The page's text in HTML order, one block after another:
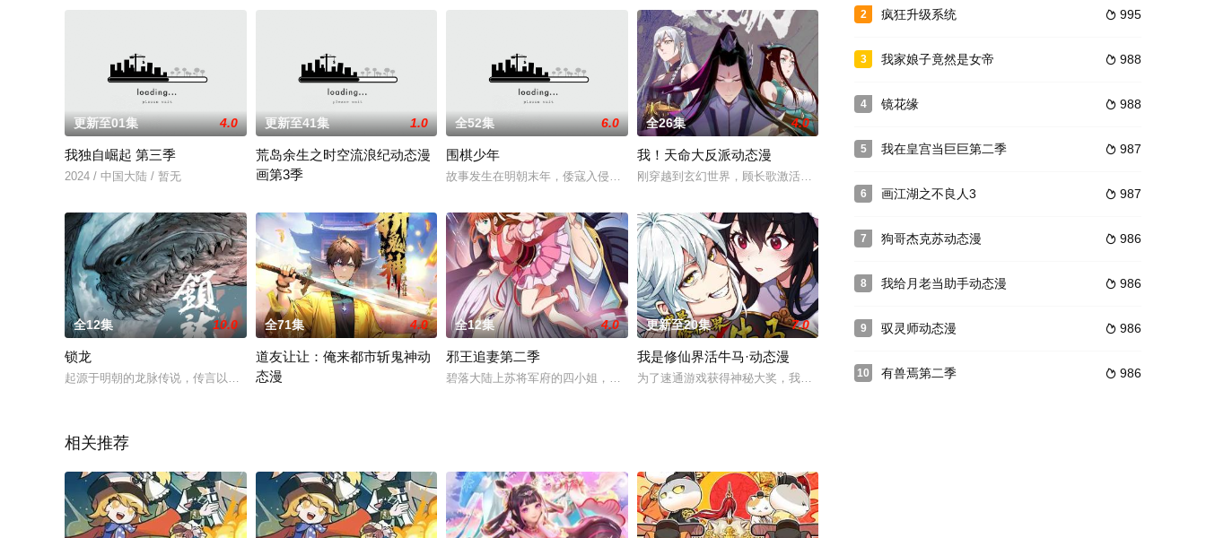
更新至01集 4.0
我独自崛起 第三季
2024 / 中国大陆 / 暂无
更新至41集 1.0
荒岛余生之时空流浪纪动态漫
画第3季
全52集 6.0
围棋少年
故事发生在明朝末年，倭寇入侵，围棋界也遭受了前所未有的撼动和打击，代表着正义的围棋精神
全26集 4.0
我！天命大反派动态漫
刚穿越到玄幻世界，顾长歌激活大反派系统，就遭遇气运之子即将打脸的情况？不仅女主被她圣主
全12集 10.0
锁龙
起源于明朝的龙脉传说，传言以天池为中心的9条山脉为真龙脉，九龙龙脉形成九龙镇妖锁阳阵，
全71集 4.0
道友让让：俺来都市斩鬼神动
态漫
全12集 4.0
邪王追妻第二季
碧落大陆上苏将军府的四小姐，一个修炼的废柴，人人得而虐之。唯独晋王南宫流云对苏落另眼相
更新至20集 7.0
我是修仙界活牛马·动态漫
为了速通游戏获得神秘大奖，我在游戏里无所不用其极，把整个世界得罪了个遍！什么？神秘大奖
相关推荐
2  995
疯狂升级系统
3  988
我家娘子竟然是女帝
4  988
镜花缘
5  987
我在皇宫当巨巨第二季
6  987
画江湖之不良人3
7  986
狗哥杰克苏动态漫
8  986
我给月老当助手动态漫
9  986
驭灵师动态漫
10  986
有兽焉第二季